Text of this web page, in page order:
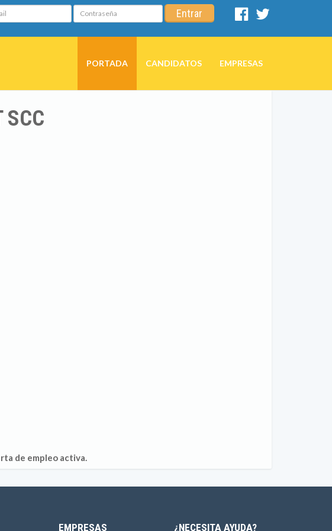
Contraseña Entrar
Facebook
PORTADA CANDIDATOS EMPRESAS
SCC
de empleo activa.
EMPRESAS ¿NECESITA AYUDA?